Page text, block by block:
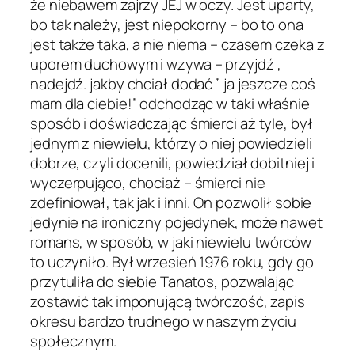
że niebawem zajrzy JEJ w oczy. Jest uparty,
bo tak należy, jest niepokorny – bo to ona
jest także taka, a nie niema – czasem czeka z
uporem duchowym i wzywa – przyjdź ,
nadejdź. jakby chciał dodać ” ja jeszcze coś
mam dla ciebie!” odchodząc w taki właśnie
sposób i doświadczając śmierci aż tyle, był
jednym z niewielu, którzy o niej powiedzieli
dobrze, czyli docenili, powiedział dobitniej i
wyczerpująco, chociaż – śmierci nie
zdefiniował, tak jak i inni. On pozwolił sobie
jedynie na ironiczny pojedynek, może nawet
romans, w sposób, w jaki niewielu twórców
to uczyniło. Był wrzesień 1976 roku, gdy go
przytuliła do siebie Tanatos, pozwalając
zostawić tak imponującą twórczość, zapis
okresu bardzo trudnego w naszym życiu
społecznym.